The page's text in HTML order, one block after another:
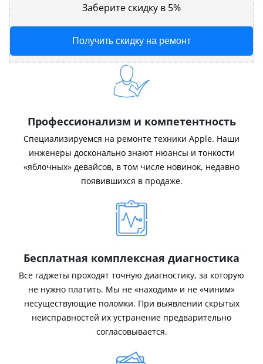
Заберите скидку в 5%
Получить скидку на ремонт
Профессионализм и компетентность
Специализируемся на ремонте техники Apple. Наши
инженеры досконально знают нюансы и тонкости
«яблочных» девайсов, в том числе новинок, недавно
появившихся в продаже.
Бесплатная комплексная диагностика
Все гаджеты проходят точную диагностику, за которую
не нужно платить. Мы не «находим» и не «чиним»
несуществующие поломки. При выявлении скрытых
неисправностей их устранение предварительно
согласовывается.